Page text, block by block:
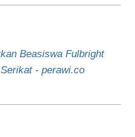
Beasiswa Fulbright
- perawi.co